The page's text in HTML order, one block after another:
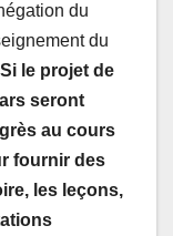
du
du
Si le projet de
seront
au cours
fournir des
les leçons,